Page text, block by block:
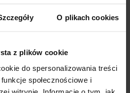
O plikach cookies
z plików cookie
do spersonalizowania treści
społecznościowe i
witrynie. Informacje o tym, jak